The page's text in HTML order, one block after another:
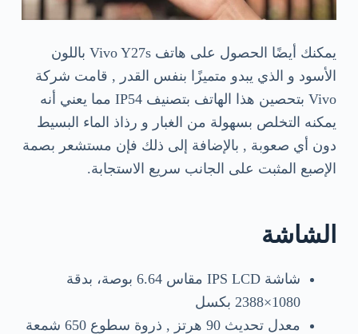
يمكنك أيضًا الحصول على هاتف Vivo Y27s باللون
الأسود و الذي يبدو متميزًا بنفس القدر , قامت شركة
Vivo بتحصين هذا الهاتف بتصنيف IP54 مما يعني أنه
يمكنه التخلص بسهولة من الغبار و رذاذ الماء البسيط
دون أي صعوبة , بالإضافة إلى ذلك فإن مستشعر بصمة
الإصبع المثبت على الجانب سريع الاستجابة.
الشاشة
شاشة IPS LCD مقاس 6.64 بوصة، بدقة
1080×2388 بكسل
معدل تحديث 90 هرتز , ذروة سطوع 650 شمعة